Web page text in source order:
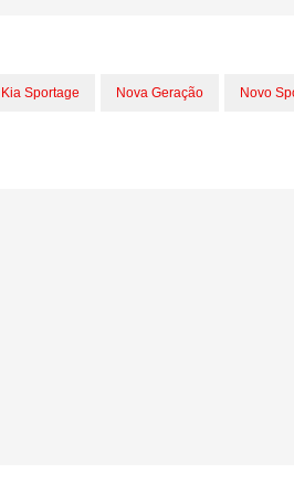
Kia Sportage Nova Geração Novo